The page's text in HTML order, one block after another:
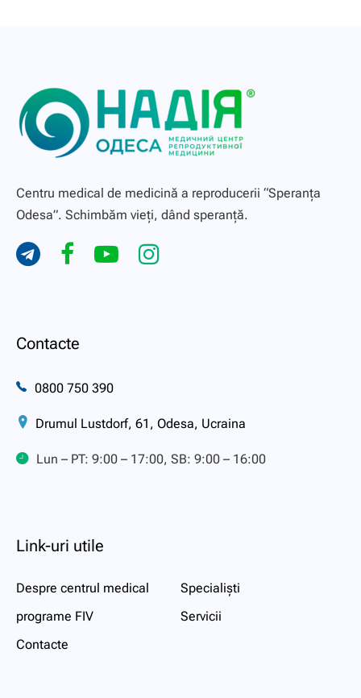
Centru medical de medicină a reproducerii “Speranţa
Odesa”. Schimbăm vieți, dând speranță.
Contacte
0800 750 390
Drumul Lustdorf, 61, Odesa, Ucraina
Lun – PT: 9:00 – 17:00, SB: 9:00 – 16:00
Link-uri utile
Despre centrul medical
Specialiști
programe FIV
Servicii
Contacte